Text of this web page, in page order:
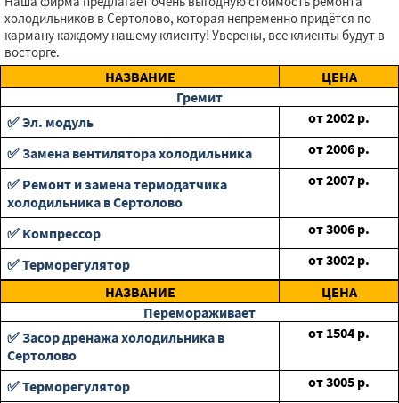
холодильников в Сертолово, которая непременно придётся по
карману каждому нашему клиенту! Уверены, все клиенты будут в
восторге.
НАЗВАНИЕ
ЦЕНА
Гремит
✅ Эл. модуль
от2002 р.
✅ Замена вентилятора холодильника
от2006 р.
✅ Ремонт и замена термодатчика
холодильника в Сертолово
от2007 р.
✅ Компрессор от3006 р.
✅ Терморегулятор
от3002 р.
НАЗВАНИЕ
ЦЕНА
Перемораживает
✅ Засор дренажа холодильника в
Сертолово
от 1504 р.
✅ Терморегулятор от3005 р.